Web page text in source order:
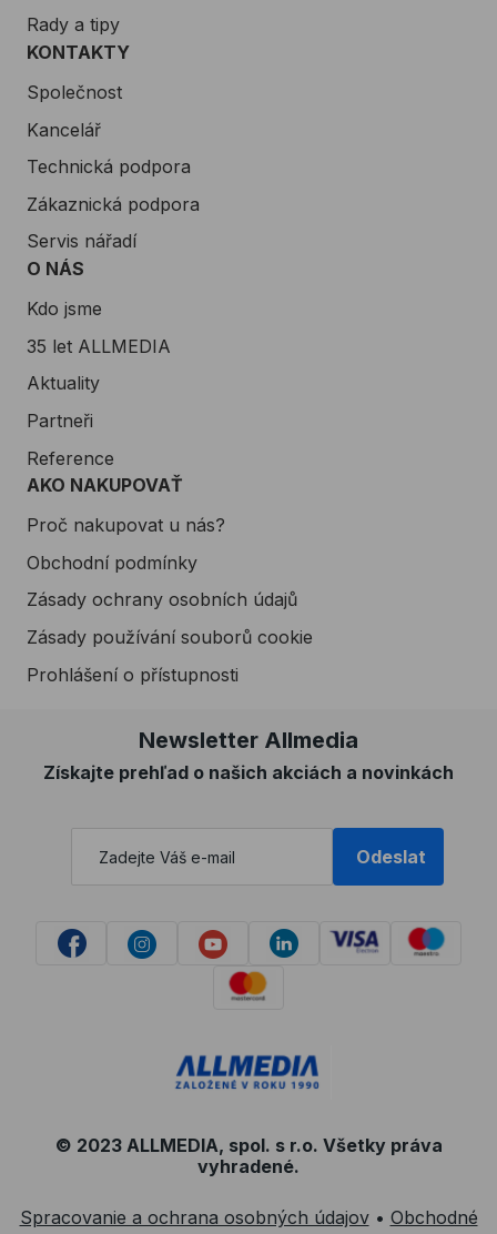
Rady a tipy
KONTAKTY
Společnost
Kancelář
Technická podpora
Zákaznická podpora
Servis nářadí
O NÁS
Kdo jsme
35 let ALLMEDIA
Aktuality
Partneři
Reference
AKO NAKUPOVAŤ
Proč nakupovat u nás?
Obchodní podmínky
Zásady ochrany osobních údajů
Zásady používání souborů cookie
Prohlášení o přístupnosti
Newsletter Allmedia
Získajte prehľad o našich akciách a novinkách
Odeslat
© 2023 ALLMEDIA, spol. s r.o. Všetky práva
vyhradené.
Spracovanie a ochrana osobných údajov• Obchodné